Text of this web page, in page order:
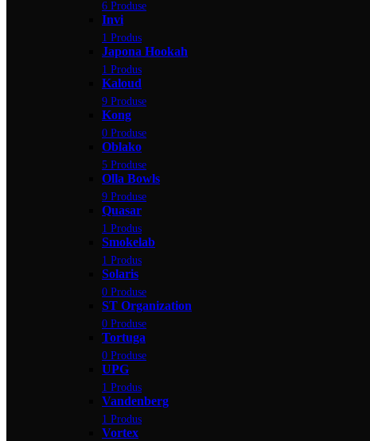
6 Produse
Invi
1 Produs
Japona Hookah
1 Produs
Kaloud
9 Produse
Kong
0 Produse
Oblako
5 Produse
Olla Bowls
9 Produse
Quasar
1 Produs
Smokelab
1 Produs
Solaris
0 Produse
ST Organization
0 Produse
Tortuga
0 Produse
UPG
1 Produs
Vandenberg
1 Produs
Vortex